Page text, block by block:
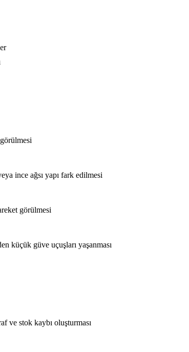
ince ağsı yapı fark edilmesi
görülmesi
küçük güve uçuşları yaşanması
ve stok kaybı oluşturması